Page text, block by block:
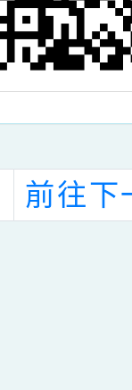
前往下